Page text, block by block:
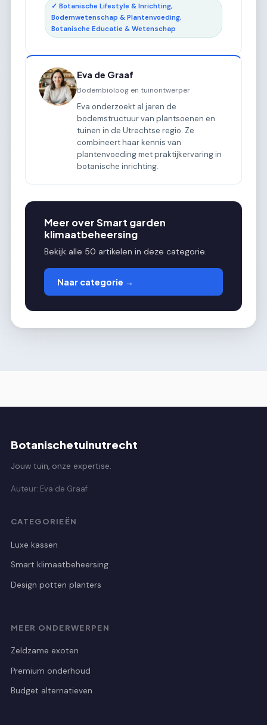
✓ Botanische Lifestyle & Inrichting,
Bodemwetenschap & Plantenvoeding,
Botanische Educatie & Wetenschap
Eva de Graaf
Bodembioloog en tuinontwerper
Eva onderzoekt al jaren de
bodemstructuur van plantsoenen en
tuinen in de Utrechtse regio. Ze
combineert haar kennis van
plantenvoeding met praktijkervaring in
botanische inrichting.
Meer over Smart garden
klimaatbeheersing
Bekijk alle 50 artikelen in deze categorie.
Naar categorie →
Botanischetuinutrecht
Jouw tuin, onze expertise.
Auteur: Eva de Graaf
CATEGORIEËN
Luxe kassen
Smart klimaatbeheersing
Design potten planters
MEER ONDERWERPEN
Zeldzame exoten
Premium onderhoud
Budget alternatieven